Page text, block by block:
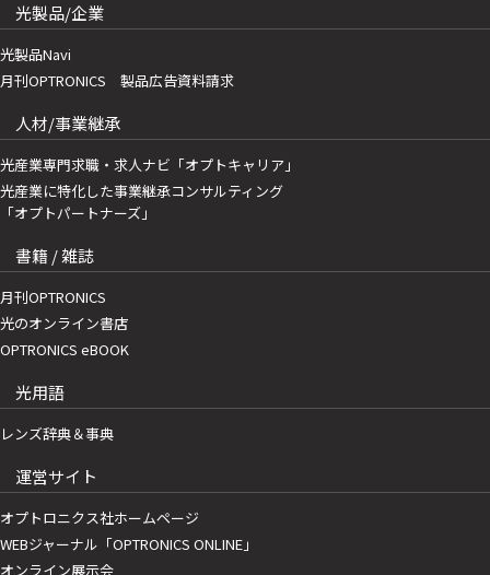
光製品/企業
光製品Navi
月刊OPTRONICS 製品広告資料請求
人材/事業継承
光産業専門求職・求人ナビ「オプトキャリア」
光産業に特化した事業継承コンサルティング
「オプトパートナーズ」
書籍 / 雑誌
月刊OPTRONICS
光のオンライン書店
OPTRONICS eBOOK
光用語
レンズ辞典＆事典
運営サイト
オプトロニクス社ホームページ
WEBジャーナル「OPTRONICS ONLINE」
オンライン展示会